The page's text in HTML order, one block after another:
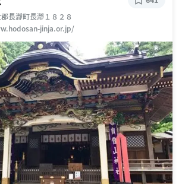
長瀞町長瀞１８２８
jinja.or.jp/